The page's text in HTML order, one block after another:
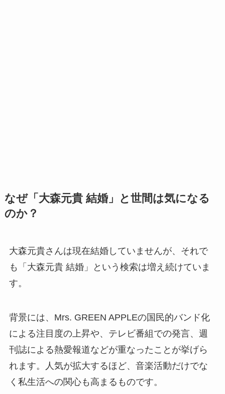
なぜ「大森元貴 結婚」と世間は気になる
のか？
大森元貴さんは現在結婚していませんが、それで
も「大森元貴 結婚」という検索は増え続けていま
す。
背景には、Mrs. GREEN APPLEの国民的バンド化
による注目度の上昇や、テレビ番組での発言、週
刊誌による熱愛報道などが重なったことが挙げら
れます。人気が拡大するほど、音楽活動だけでな
く私生活への関心も高まるものです。